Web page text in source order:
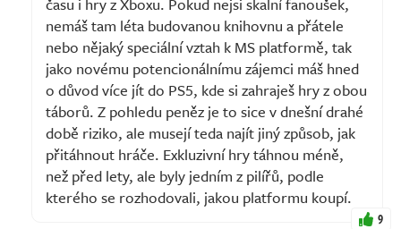
nemáš tam léta budovanou knihovnu a přátele
nebo nějaký speciální vztah k MS platformě, tak
jako novému potencionálnímu zájemci máš hned
o důvod více jít do PS5, kde si zahraješ hry z obou
táborů. Z pohledu peněz je to sice v dnešní drahé
době riziko, ale musejí teda najít jiný způsob, jak
přitáhnout hráče. Exkluzivní hry táhnou méně,
než před lety, ale byly jedním z pilířů, podle
kterého se rozhodovali, jakou platformu koupí.
9